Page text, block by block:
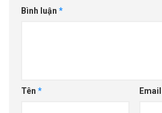
Bình luận *
Tên * Email